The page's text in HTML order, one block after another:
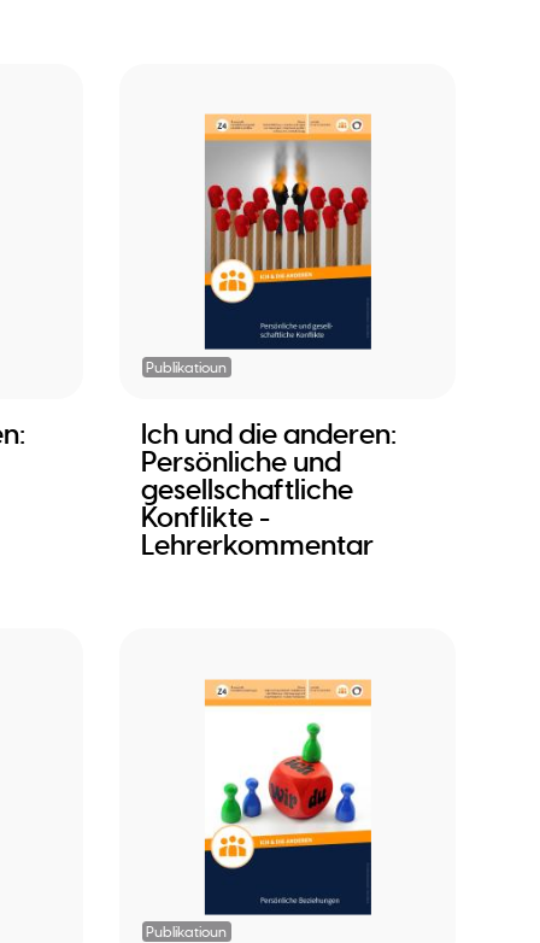
Publikatioun
Ich und die anderen:
Persönliche und
gesellschaftliche
Konflikte -
Lehrerkommentar
Publikatioun